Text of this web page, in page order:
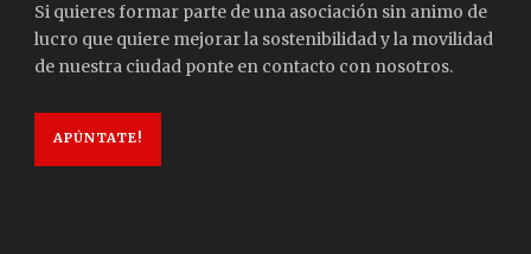
Si quieres formar parte de una asociación sin animo de
lucro que quiere mejorar la sostenibilidad y la movilidad
de nuestra ciudad ponte en contacto con nosotros.
APÚNTATE!